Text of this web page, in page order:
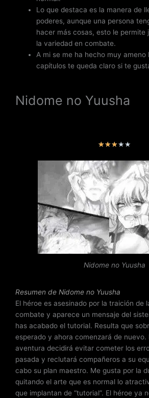
Lo que destaca es la manera de
poderes, aunque una persona
hacer más cosas, esto le permite
la variedad en combate.
A mi se me ha hecho muy ameno
capítulos te queda claro si te
Nidome no Yuusha
★★★★★V
l
o
r
a
d
o
c
o
n
3
d
e
5
Nidome no Yuusha
Resumen de Nidome no Yuusha
El héroe es asesinado por la traición de
combate y aparece un mensaje del
has acabado el tutorial. Resulta que
esperado y ahora comenzará de nuevo.
aventura decidirá evitar cometer los
pasada y reclutará compañeros a su
cabo su plan maestro. Me gusta por la
quitando el arte que es normal lo
que implantan de “tutorial”. El héroe ya